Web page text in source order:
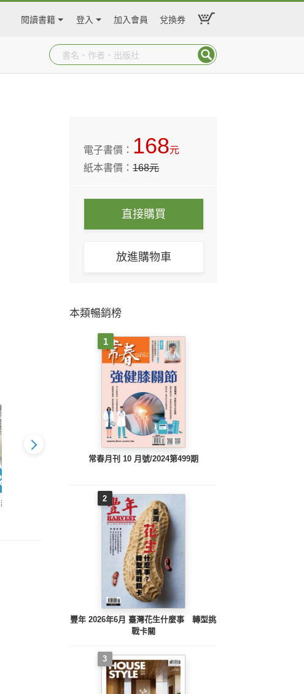
閱讀書籍 登入 加入會員 兌換券
親子天下第129期 親子天下第128期
電子書價： 168元
紙本書價：168元
直接購買
放進購物車
本類暢銷榜
1
常春月刊 10 月號/2024第499期
2
豐年 2026年6月 臺灣花生什麼事 轉型挑
戰卡關
3